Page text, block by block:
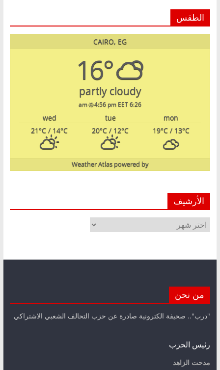
الطقس
CAIRO, EG
16°
partly cloudy
6:26 am
4:56 pm EET
mon
tue
wed
19°C/ 13°C
20°C / 12°C
21°C / 14°C
powered by
Weather Atlas
الأرشيف
الأرشيف
من نحن
"درب".. صحيفة الكترونية صادرة عن حزب التحالف الشعبي الاشتراكي
رئيس الحزب
مدحت الزاهد